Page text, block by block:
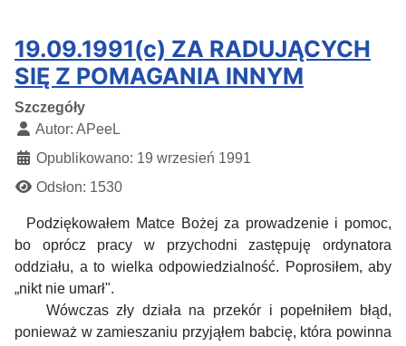
19.09.1991(c) ZA RADUJĄCYCH
SIĘ Z POMAGANIA INNYM
Szczegóły
Autor: APeeL
Opublikowano: 19 wrzesień 1991
Odsłon: 1530
Podziękowałem Matce Bożej za prowadzenie i pomoc,
bo
oprócz pracy w przychodni
zastępuję ordynatora
oddziału, a to wielka odpowiedzialność. Poprosiłem, aby
„nikt nie umarł".
Wówczas zły działa na przekór i popełniłem błąd,
ponieważ w zamieszaniu przyjąłem babcię, która powinna